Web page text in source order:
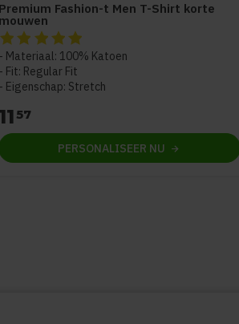
Premium Fashion-t Men T-Shirt korte
mouwen
De beoordeling van dit product is
Materiaal: 100% Katoen
Fit: Regular Fit
Eigenschap: Stretch
11 57
PERSONALISEER NU